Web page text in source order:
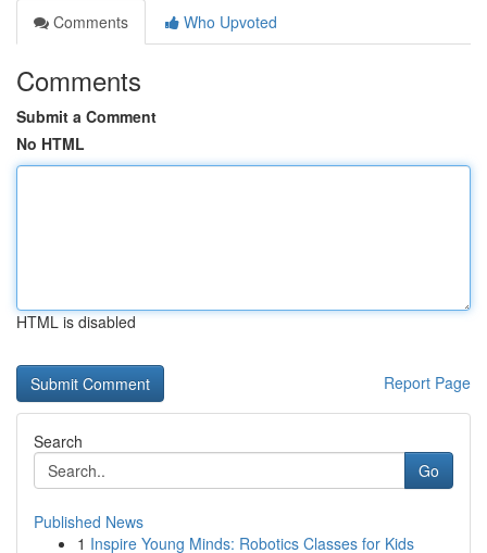
Comments
Who Upvoted
Comments
Submit a Comment
No HTML
HTML is disabled
Report Page
Search
Go
Published News
1 Inspire Young Minds: Robotics Classes for Kids